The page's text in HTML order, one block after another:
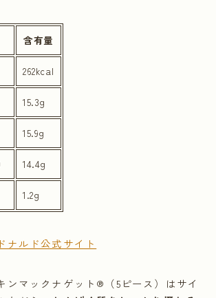
含有量
262kcal
15.3g
15.9g
14.4g
1.2g
ナルド公式サイト
ンマックナゲット®（5ピース）はサイ